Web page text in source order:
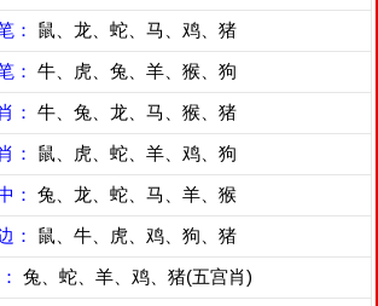
： 鼠、龙、蛇、马、鸡、猪
： 牛、虎、兔、羊、猴、狗
： 牛、兔、龙、马、猴、猪
： 鼠、虎、蛇、羊、鸡、狗
： 兔、龙、蛇、马、羊、猴
： 鼠、牛、虎、鸡、狗、猪
兔、蛇、羊、鸡、猪(五宫肖)